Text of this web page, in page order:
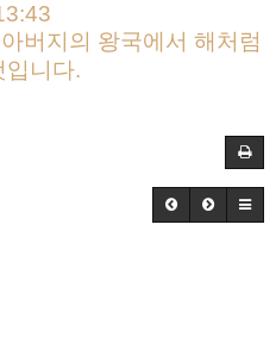
버지의 왕국에서 해처럼
입니다.